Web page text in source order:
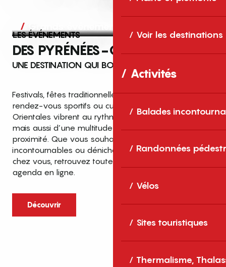
Voir les destinations
Activités
Balades
Randonnées
Vélos
Sites touristiques
Thermalisme,
Grands événements
LES ÉVÉNEMENTS
DES PYRÉNÉES-ORIENTALES
UNE DESTINATION QUI BOUGE TOUTE L’ANNÉE
Festivals, fêtes traditionnelles, concerts, expositions,
rendez-vous sportifs ou culturels… les Pyrénées-
Orientales vibrent au rythme de grands temps forts
mais aussi d’une multitude d’événements de
proximité. Que vous souhaitiez vivre les
incontournables ou dénicher des sorties près de
chez vous, retrouvez toutes les infos dans notre
agenda en ligne.
Découvrir
Top des événements et sorties
en famille
cet été dans les Pyrénées-Orientales
Entre mer Méditerranée, villages de
caractère et grands espaces naturels, les
Pyrénées-Orientales sont une destination
idéale pour partager des moments en
famille tout au long...